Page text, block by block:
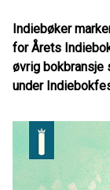
Indiebøker
for Årets
øvrig bokbransje
under